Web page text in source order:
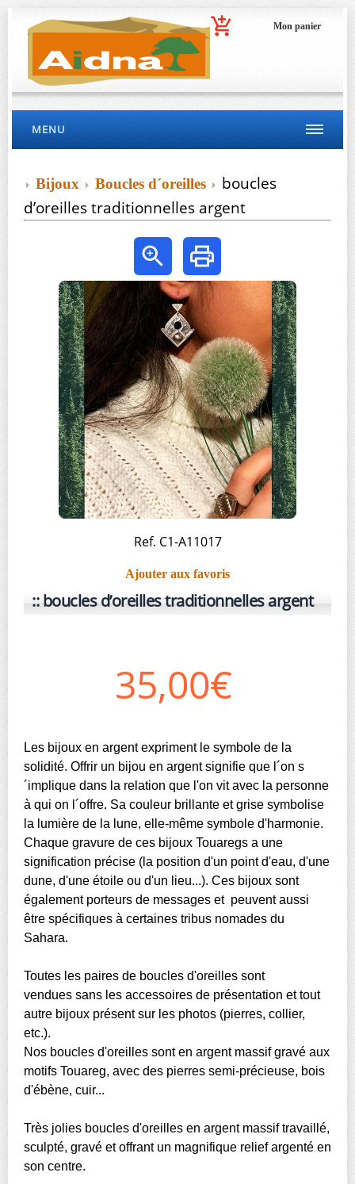
Mon panier
MENU
Bijoux Boucles d´oreilles
boucles
d’oreilles traditionnelles argent
Ref. C1-A11017
Ajouter aux favoris
boucles d’oreilles traditionnelles argent
35,00€
Les bijoux en argent expriment le symbole de la
solidité. Offrir un bijou en argent signifie que l´on s
´implique dans la relation que l'on vit avec la personne
à qui on l´offre. Sa couleur brillante et grise symbolise
la lumière de la lune, elle-même symbole d'harmonie.
Chaque gravure de ces bijoux Touaregs a une
signification précise (la position d'un point d'eau, d'une
dune, d'une étoile ou d'un lieu...). Ces bijoux sont
également porteurs de messages et peuvent aussi
être spécifiques à certaines tribus nomades du
Sahara.
Toutes les paires de boucles d'oreilles sont
vendues sans les accessoires de présentation et tout
autre bijoux présent sur les photos (pierres, collier,
etc.).
Nos boucles d'oreilles sont en argent massif gravé aux
motifs Touareg, avec des pierres semi-précieuse, bois
d'ébène, cuir...
Très jolies boucles d'oreilles en argent massif travaillé,
sculpté, gravé et offrant un magnifique relief argenté en
son centre.